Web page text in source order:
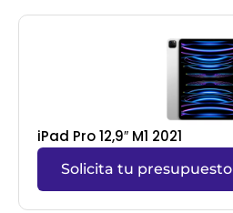
iPad Pro 12,9″ M1 2021
Solicita tu presupuesto